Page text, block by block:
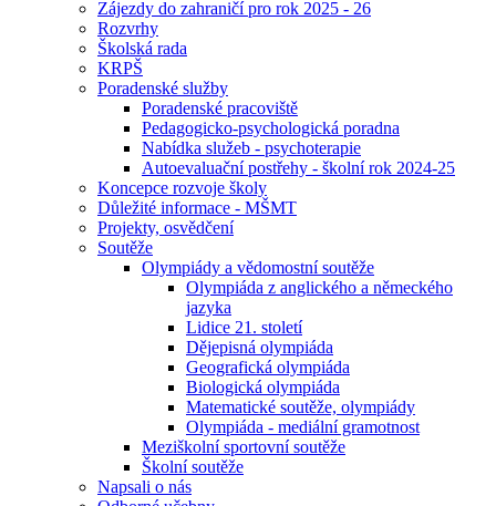
Zájezdy do zahraničí pro rok 2025 - 26
Rozvrhy
Školská rada
KRPŠ
Poradenské služby
Poradenské pracoviště
Pedagogicko-psychologická poradna
Nabídka služeb - psychoterapie
Autoevaluační postřehy - školní rok 2024-25
Koncepce rozvoje školy
Důležité informace - MŠMT
Projekty, osvědčení
Soutěže
Olympiády a vědomostní soutěže
Olympiáda z anglického a německého
jazyka
Lidice 21. století
Dějepisná olympiáda
Geografická olympiáda
Biologická olympiáda
Matematické soutěže, olympiády
Olympiáda - mediální gramotnost
Meziškolní sportovní soutěže
Školní soutěže
Napsali o nás